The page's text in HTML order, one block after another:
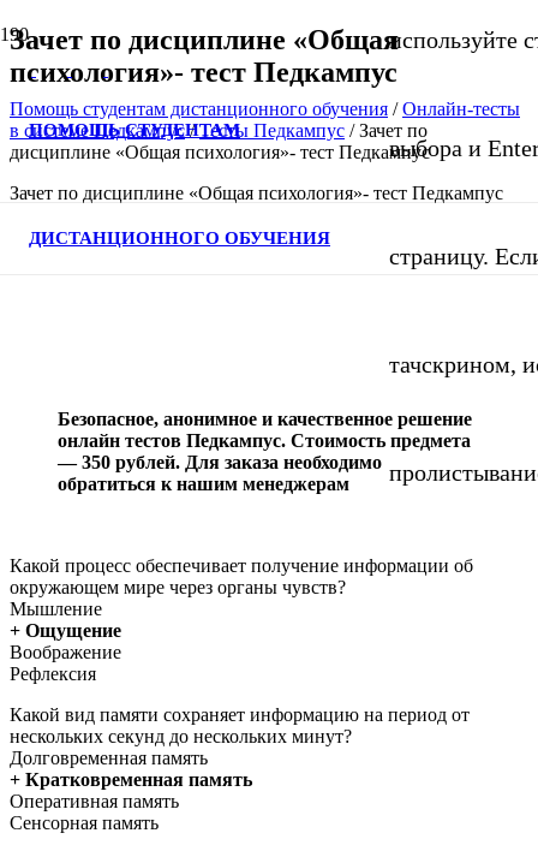
ПОМОЩЬ СТУДЕНТАМ
ДИСТАНЦИОННОГО ОБУЧЕНИЯ
используйте
выбора и
страницу.
тачскрином,
Зачет по дисциплине «Общая
психология»- тест Педкампус
Помощь студентам дистанционного обучения /Онлайн-тесты
в системе Педкампус/Тесты Педкампус /Зачет по
дисциплине «Общая психология»- тест Педкампус
Зачет по дисциплине «Общая психология»- тест Педкампус
Безопасное, анонимное и качественное решение
онлайн тестов Педкампус. Стоимость предмета
— 350 рублей. Для заказа необходимо
обратиться к нашим менеджерам
Какой процесс обеспечивает получение информации об
окружающем мире через органы чувств?
Мышление
+ Ощущение
Воображение
Рефлексия
Какой вид памяти сохраняет информацию на период от
нескольких секунд до нескольких минут?
Долговременная память
+ Кратковременная память
Оперативная память
Сенсорная память